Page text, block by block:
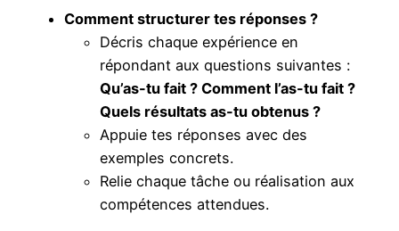
Comment structurer tes réponses ?
Décris chaque expérience en
répondant aux questions suivantes :
Qu’as-tu fait ? Comment l’as-tu fait ?
Quels résultats as-tu obtenus ?
Appuie tes réponses avec des
exemples concrets.
Relie chaque tâche ou réalisation aux
compétences attendues.